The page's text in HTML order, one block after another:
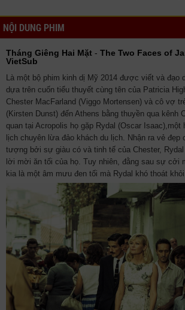
NỘI DUNG PHIM
Tháng Giêng Hai Mặt - The Two Faces of
VietSub
Là một bộ phim kinh dị Mỹ 2014 được viết và đạo
dựa trên cuốn tiểu thuyết cùng tên của Patricia
Chester MacFarland (Viggo Mortensen) và cô vợ
(Kirsten Dunst) đến Athens bằng thuyền qua kênh
quan tại Acropolis họ gặp Rydal (Oscar Isaac),một
lịch chuyên lừa đảo khách du lịch. Nhận ra vẻ đẹp
tượng bởi sự giàu có và tinh tế của Chester,
lời mời ăn tối của họ. Tuy nhiên, đằng sau sự cởi
kia là một âm mưu đen tối mà Rydal khó thoát